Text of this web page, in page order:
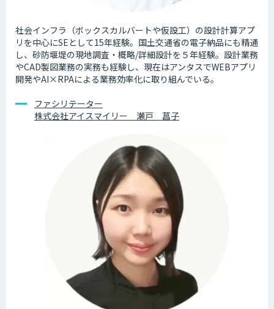
社会インフラ（ボックスカルバートや仮設工）の設計計算アプ
リを中心にSEとして15年経験。国土交通省の電子納品にも精通
し、砂防堰堤の現地調査・概略/詳細設計を５年経験。設計業務
やCAD製図業務の実務も経験し、現在はアンタスでWEBアプリ
開発やAI×RPAによる業務効率化に取り組んでいる。
ファシリテーター
株式会社アイスマイリー 瀬戸 菖子